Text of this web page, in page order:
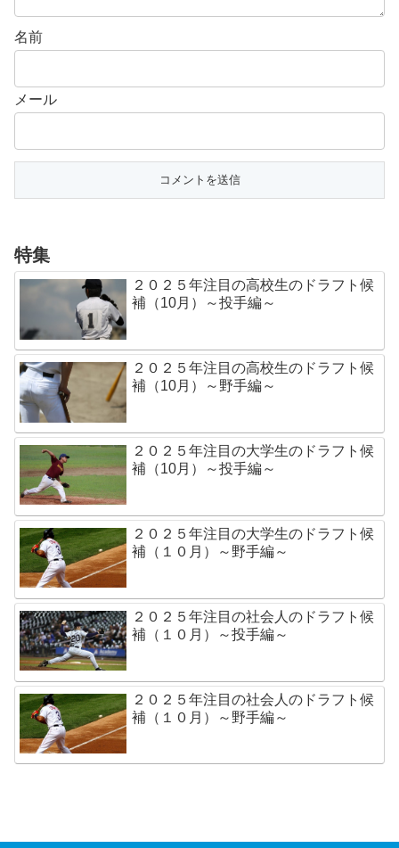
名前
メール
特集
２０２５年注目の高校生のドラフト候
補（10月）～投手編～
２０２５年注目の高校生のドラフト候
補（10月）～野手編～
２０２５年注目の大学生のドラフト候
補（10月）～投手編～
２０２５年注目の大学生のドラフト候
補（１０月）～野手編～
２０２５年注目の社会人のドラフト候
補（１０月）～投手編～
２０２５年注目の社会人のドラフト候
補（１０月）～野手編～